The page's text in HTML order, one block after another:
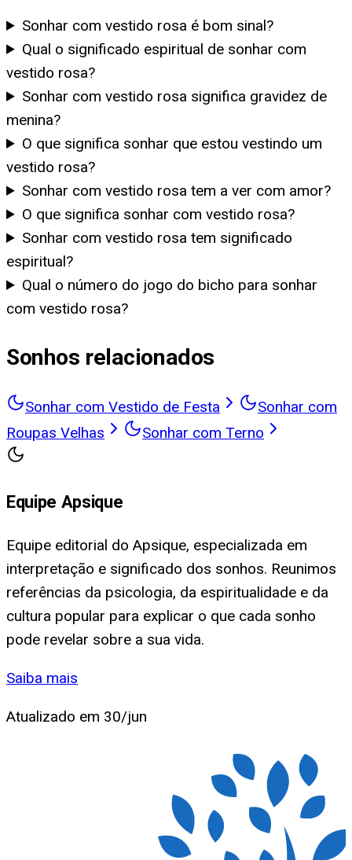
Sonhar com vestido rosa é bom sinal?
Qual o significado espiritual de sonhar com
vestido rosa?
Sonhar com vestido rosa significa gravidez de
menina?
O que significa sonhar que estou vestindo um
vestido rosa?
Sonhar com vestido rosa tem a ver com amor?
O que significa sonhar com vestido rosa?
Sonhar com vestido rosa tem significado
espiritual?
Qual o número do jogo do bicho para sonhar
com vestido rosa?
Sonhos relacionados
Sonhar com Vestido de Festa
Sonhar com
Roupas Velhas
Sonhar com Terno
Equipe Apsique
Equipe editorial do Apsique, especializada em
interpretação e significado dos sonhos. Reunimos
referências da psicologia, da espiritualidade e da
cultura popular para explicar o que cada sonho
pode revelar sobre a sua vida.
Saiba mais
Atualizado em 30/jun